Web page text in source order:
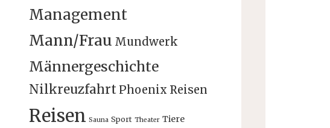
Management
Mann/Frau Mundwerk
Männergeschichte
Nilkreuzfahrt Phoenix Reisen
Reisen Sauna Sport Theater Tiere